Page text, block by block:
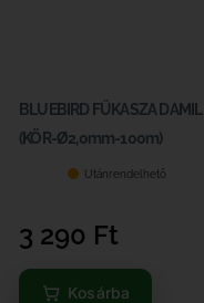
BLUEBIRD FŰKASZA DAMIL
(KÖR-Ø2,0mm-100m)
Utánrendelhető
3 290 Ft
Kosárba